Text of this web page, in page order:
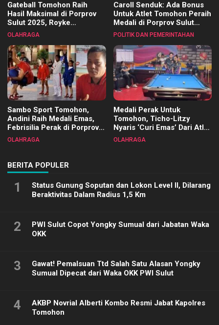
Gateball Tomohon Raih
Hasil Maksimal di Porprov
Sulut 2025, Royke
Tangkawarouw Ucapkan
OLAHRAGA
Caroll Senduk: Ada Bonus
Untuk Atlet Tomohon Peraih
Medali di Porprov Sulut
2025
POLITIK DAN PEMERINTAHAN
Sambo Sport Tomohon,
Andini Raih Medali Emas,
Febrisilia Perak di Porprov
Sulut 2025
OLAHRAGA
Medali Perak Untuk
Tomohon, Ticho-Litzy
Nyaris ‘Curi Emas’ Dari Atlet
Biliar PON di Porprov Sulut
OLAHRAGA
BERITA POPULER
1
Status Gunung Soputan dan Lokon Level II, Dilarang
Beraktivitas Dalam Radius 1,5 Km
2
PWI Sulut Copot Yongky Sumual dari Jabatan Waka
OKK
3
Gawat! Pemalsuan Ttd Salah Satu Alasan Yongky
Sumual Dipecat dari Waka OKK PWI Sulut
4
AKBP Novrial Alberti Kombo Resmi Jabat Kapolres
Tomohon